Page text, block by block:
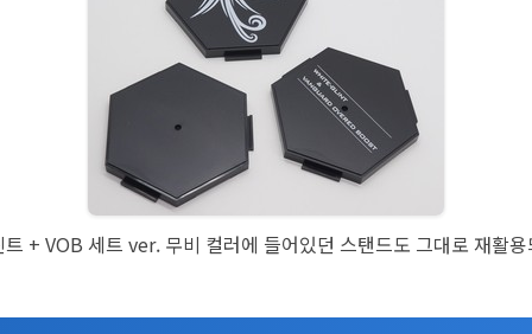
트 + VOB 세트 ver. 무비 컬러에 들어있던 스탠드도 그대로 재활